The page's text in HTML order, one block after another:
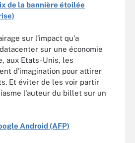
de la bannière étoilée
sur l'impact qu'a
sur une économie
aux Etats-Unis, les
d'imagination pour attirer
Et éviter de les voir partir
l'auteur du billet sur un
Android (AFP)